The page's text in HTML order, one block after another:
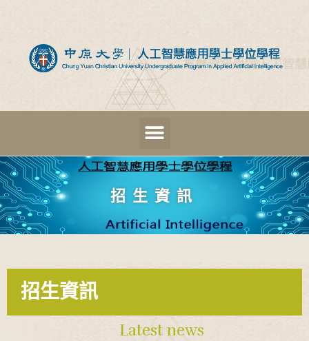
招生資訊
招生資訊
Latest news